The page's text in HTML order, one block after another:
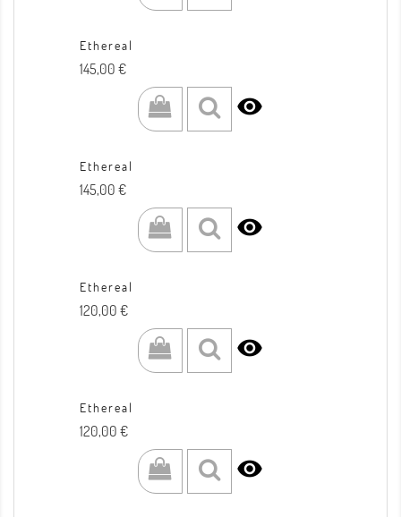
Ethereal
Prezzo
145,00 €

Ethereal
Prezzo
145,00 €

Ethereal
Prezzo
120,00 €

Ethereal
Prezzo
120,00 €
